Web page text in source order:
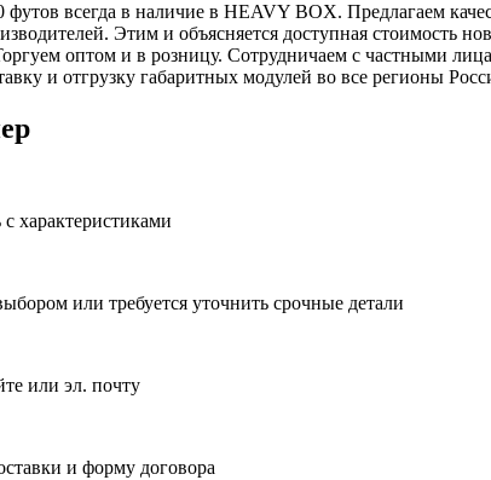
всегда в наличие в HEAVY BOX. Предлагаем
Этим и объясняется доступная стоимость
оптом и в розницу. Сотрудничаем с частными
и отгрузку габаритных модулей во все регионы
характеристиками
или требуется уточнить срочные детали
или эл. почту
и форму договора